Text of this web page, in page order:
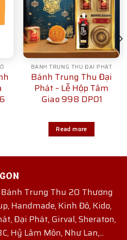
BÁNH TRUNG THU ĐẠI PHÁT
Bánh Trung Thu Đại
Phát – Lễ Hộp Tâm
Giao 998 DP01
Read more
Trung Thu 20 Thương
Handmade, Kinh Đô, Kido,
Đại Phát, Girval, Sheraton,
Hỷ Lâm Môn, Như Lan,...